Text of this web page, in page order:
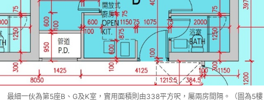
最細一伙為第5座B、G及K室，實用面積則由338平方呎，屬兩房間隔。（圖為5樓